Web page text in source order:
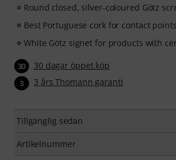
Round closed, silver-coloured Götz
Best Portuguese cork for contact points
White Götz signet for products with
30 30 dagar öppet köp
3 3 års Thomann garanti
Tillgänglig sedan
Artikelnummer